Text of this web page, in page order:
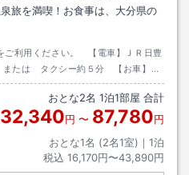
旅を満喫！お食事は、大分県の
ご利用ください。 【電車】ＪＲ日豊
たは タクシー約５分 【お車】大
号線利用
おとな2名 1泊1部屋 合計
32,340円 〜 87,780円
おとな1名 (2名1室)｜ 1泊
税込 16,170円〜43,890円